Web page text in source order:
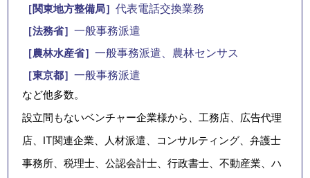
［関東地方整備局］代表電話交換業務
［法務省］一般事務派遣
［農林水産省］一般事務派遣、農林センサス
［東京都］一般事務派遣
など他多数。
設立間もないベンチャー企業様から、工務店、広告代理
店、IT関連企業、人材派遣、コンサルティング、弁護士
事務所、税理士、公認会計士、行政書士、不動産業、ハ